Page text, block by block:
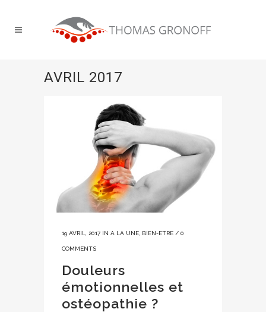
AVRIL 2017
19 AVRIL, 2017 IN A LA UNE BIEN-ETRE / 0
COMMENTS
Douleurs
émotionnelles et
ostéopathie ?